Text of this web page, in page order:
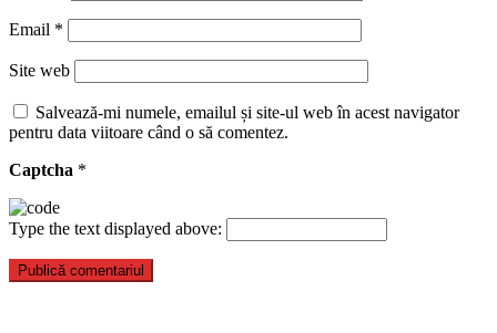
Email *
Site web
Salvează-mi numele, emailul și site-ul web în acest navigator
pentru data viitoare când o să comentez.
Captcha *
Type the text displayed above: